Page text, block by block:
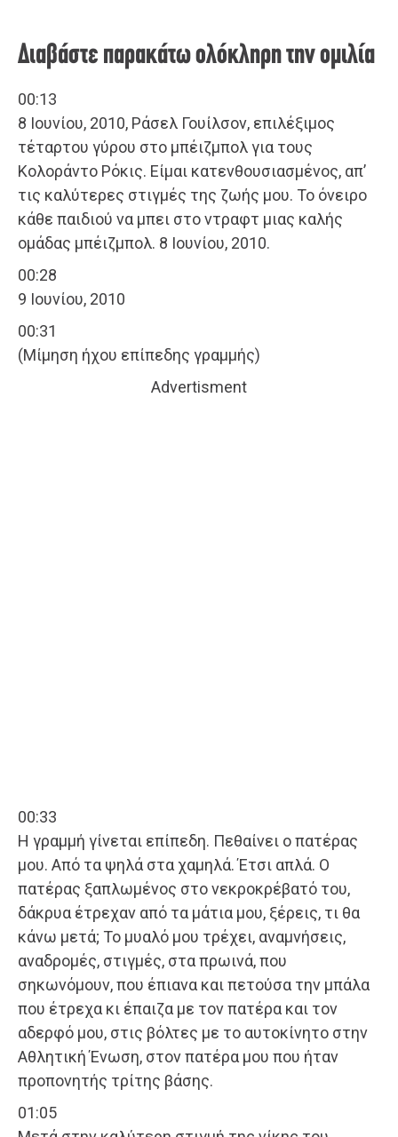
Διαβάστε παρακάτω ολόκληρη την ομιλία
00:13
8 Ιουνίου, 2010, Ράσελ Γουίλσον, επιλέξιμος
τέταρτου γύρου στο μπέιζμπολ για τους
Κολοράντο Ρόκις. Είμαι κατενθουσιασμένος, απ’
τις καλύτερες στιγμές της ζωής μου. Το όνειρο
κάθε παιδιού να μπει στο ντραφτ μιας καλής
ομάδας μπέιζμπολ. 8 Ιουνίου, 2010.
00:28
9 Ιουνίου, 2010
00:31
(Μίμηση ήχου επίπεδης γραμμής)
Advertisment
00:33
Η γραμμή γίνεται επίπεδη. Πεθαίνει ο πατέρας
μου. Από τα ψηλά στα χαμηλά. Έτσι απλά. Ο
πατέρας ξαπλωμένος στο νεκροκρέβατό του,
δάκρυα έτρεχαν από τα μάτια μου, ξέρεις, τι θα
κάνω μετά; Το μυαλό μου τρέχει, αναμνήσεις,
αναδρομές, στιγμές, στα πρωινά, που
σηκωνόμουν, που έπιανα και πετούσα την μπάλα
που έτρεχα κι έπαιζα με τον πατέρα και τον
αδερφό μου, στις βόλτες με το αυτοκίνητο στην
Αθλητική Ένωση, στον πατέρα μου που ήταν
προπονητής τρίτης βάσης.
01:05